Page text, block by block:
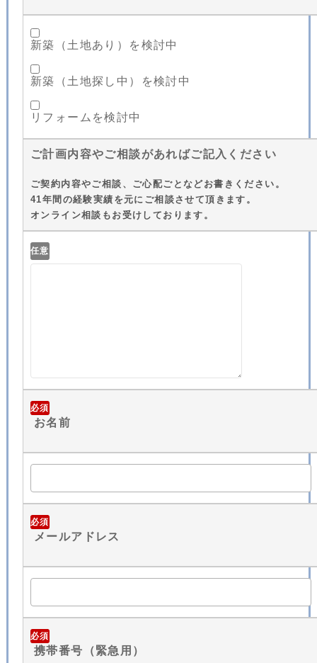
新築（土地あり）を検討中
新築（土地探し中）を検討中
リフォームを検討中
ご計画内容やご相談があればご記入ください
ご契約内容やご相談、ご心配ごとなどお書きください。
41年間の経験実績を元にご相談させて頂きます。
オンライン相談もお受けしております。
任意
必須
お名前
必須
メールアドレス
必須
携帯番号（緊急用）